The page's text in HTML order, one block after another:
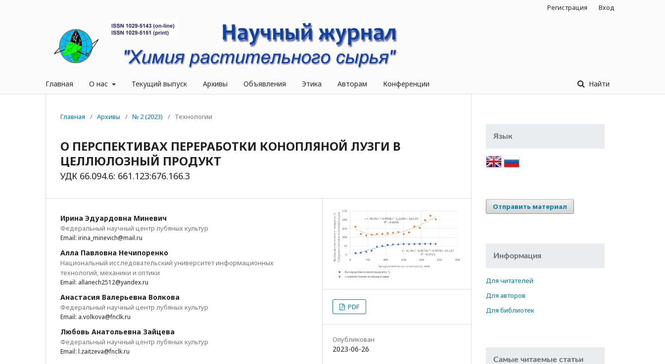
Главная О нас Текущий выпуск Архивы Объявления Этика Авторам Конференции Найти
Регистрация Вход
Главная / Архивы / № 2 (2023) / Технологии
О ПЕРСПЕКТИВАХ ПЕРЕРАБОТКИ КОНОПЛЯНОЙ ЛУЗГИ В
ЦЕЛЛЮЛОЗНЫЙ ПРОДУКТ
УДК 66.094.6: 661.123:676.166.3
Ирина Эдуардовна Миневич
Федеральный научный центр лубяных культур
Email: irina_minevich@mail.ru
Алла Павловна Нечипоренко
Национальный исследовательский университет информационных
технологий, механики и оптики
Email: allanech2512@yandex.ru
Анастасия Валерьевна Волкова
Федеральный научный центр лубяных культур
Email: a.volkova@fnclk.ru
Любовь Анатольевна Зайцева
Федеральный научный центр лубяных культур
Email: l.zaitzeva@fnclk.ru
PDF
Опубликован
2023-06-26
Язык
Отправить материал
Информация
Для читателей
Для авторов
Для библиотек
Самые читаемые статьи